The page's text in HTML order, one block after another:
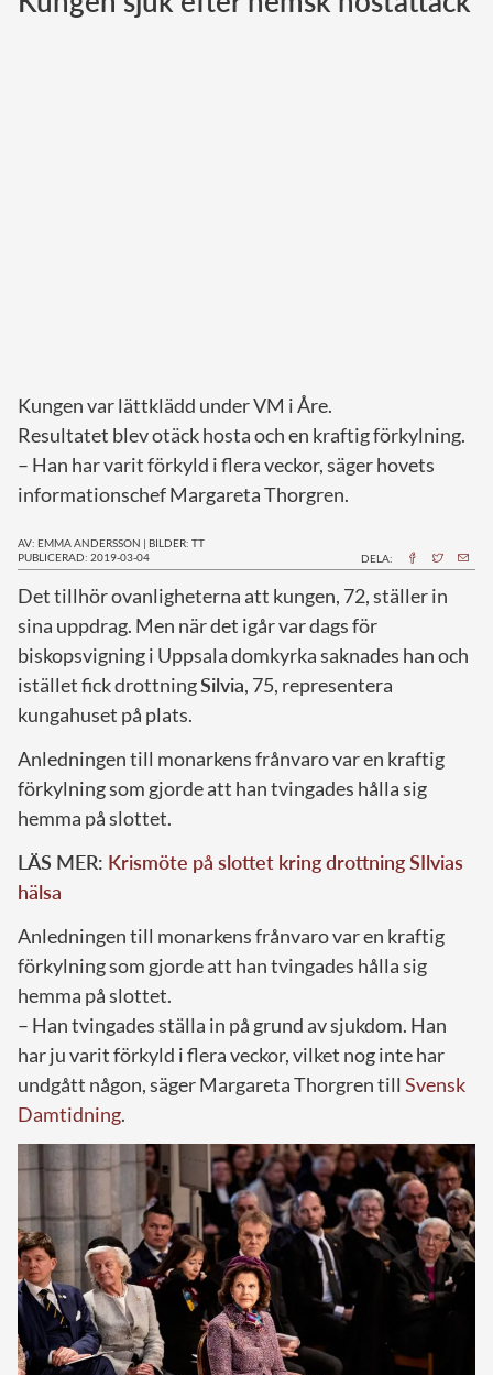
Kungen var lättklädd under VM i Åre.
Resultatet blev otäck hosta och en kraftig förkylning.
– Han har varit förkyld i flera veckor, säger hovets
informationschef Margareta Thorgren.
AV: EMMA ANDERSSON | BILDER: TT
PUBLICERAD: 2019-03-04
DELA:
Det tillhör ovanligheterna att kungen, 72, ställer in
sina uppdrag. Men när det igår var dags för
biskopsvigning i Uppsala domkyrka saknades han och
istället fick drottningSilvia, 75, representera
kungahuset på plats.
Anledningen till monarkens frånvaro var en kraftig
förkylning som gjorde att han tvingades hålla sig
hemma på slottet.
LÄS MER: Krismöte på slottet kring drottning SIlvias
hälsa
Anledningen till monarkens frånvaro var en kraftig
förkylning som gjorde att han tvingades hålla sig
hemma på slottet.
– Han tvingades ställa in på grund av sjukdom. Han
har ju varit förkyld i flera veckor, vilket nog inte har
undgått någon, säger Margareta Thorgren till Svensk
Damtidning.